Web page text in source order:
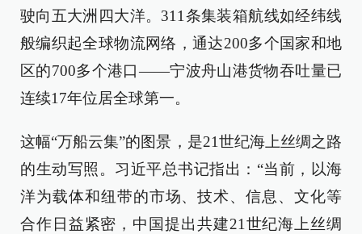
驶向五大洲四大洋。311条集装箱航线如经纬线
般编织起全球物流网络，通达200多个国家和地
区的700多个港口——宁波舟山港货物吞吐量已
连续17年位居全球第一。
这幅“万船云集”的图景，是21世纪海上丝绸之路
的生动写照。习近平总书记指出：“当前，以海
洋为载体和纽带的市场、技术、信息、文化等
合作日益紧密，中国提出共建21世纪海上丝绸